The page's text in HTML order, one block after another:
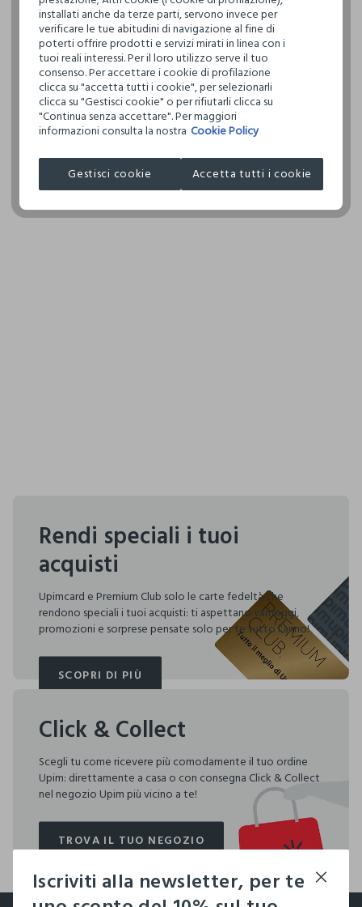
definito per l’uso di sostanze chimiche, talvolta anche più
restrittivi rispetto a quelli previsti dalla normativa
internazionale.
Clicca qui per vedere i dettagli
I nostri fornitori
SAPONERIE MARIO FISSI
Hai fino a 30 giorni dalla consegna del tuo ordine online per
cambiare idea e restituire i prodotti che hai acquistato.
Rendi speciali i tuoi
acquisti
Upimcard e Premium Club solo le carte fedeltà che
rendono speciali i tuoi acquisti: ti aspettano vantaggi,
promozioni e sorprese pensate solo per te tutto l'anno!
SCOPRI DI PIÙ
SCOPRI DI PIÙ
Click & Collect
Scegli tu come ricevere più comodamente il tuo ordine
Upim: direttamente a casa o con consegna Click & Collect
nel negozio Upim più vicino a te!
TROVA IL TUO NEGOZIO
TROVA IL TUO NEGOZIO
Iscriviti alla newsletter, per te
footer.ariatitle
installati anche da terze parti, servono invece per
verificare le tue abitudini di navigazione al fine di
poterti offrire prodotti e servizi mirati in linea con i
tuoi reali interessi. Per il loro utilizzo serve il tuo
consenso. Per accettare i cookie di profilazione
clicca su "accetta tutti i cookie", per selezionarli
clicca su "Gestisci cookie" o per rifiutarli clicca su
"Continua senza accettare". Per maggiori
informazioni consulta la nostra Cookie Policy
Gestisci cookie Accetta tutti i cookie